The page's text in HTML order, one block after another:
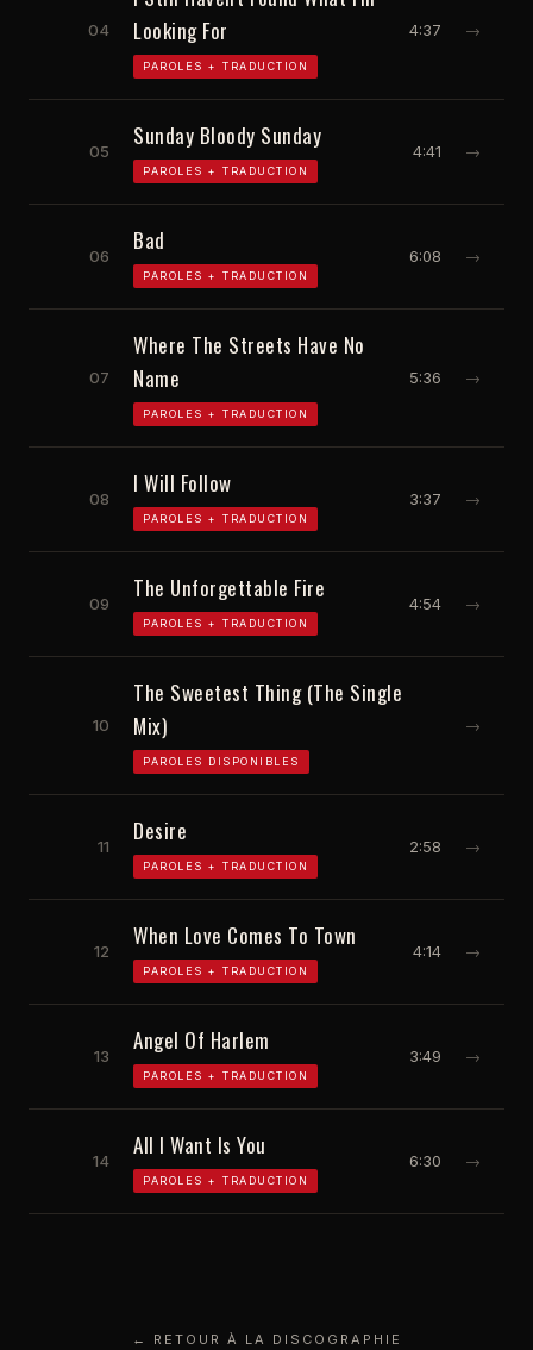
04
Looking For
PAROLES + TRADUCTION
4:37 →
05
Sunday Bloody Sunday
PAROLES + TRADUCTION
4:41 →
06
Bad
PAROLES + TRADUCTION
6:08 →
07
Where The Streets Have No
Name
PAROLES + TRADUCTION
5:36 →
08
I Will Follow
PAROLES + TRADUCTION
3:37 →
09
The Unforgettable Fire
PAROLES + TRADUCTION
4:54 →
10
The Sweetest Thing (The Single
Mix)
PAROLES DISPONIBLES
→
11
Desire
PAROLES + TRADUCTION
2:58 →
12
When Love Comes To Town
PAROLES + TRADUCTION
4:14 →
13
Angel Of Harlem
PAROLES + TRADUCTION
3:49 →
14
All I Want Is You
PAROLES + TRADUCTION
6:30 →
← RETOUR À LA DISCOGRAPHIE